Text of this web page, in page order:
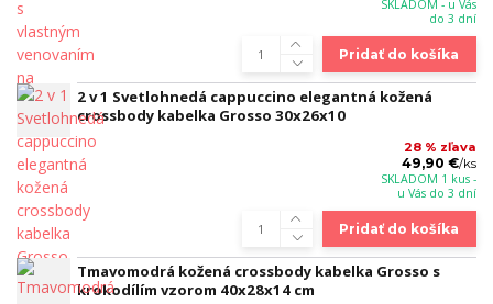
SKLADOM - u Vás
do 3 dní
Pridať do košíka
2 v 1 Svetlohnedá cappuccino elegantná kožená
crossbody kabelka Grosso 30x26x10
28 % zľava
49,90 €/ks
SKLADOM 1 kus -
u Vás do 3 dní
Pridať do košíka
Tmavomodrá kožená crossbody kabelka Grosso s
krokodílím vzorom 40x28x14 cm